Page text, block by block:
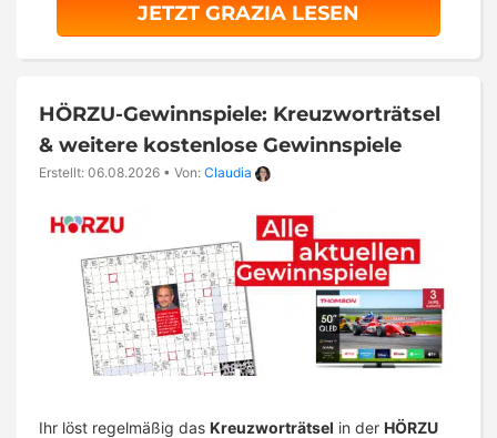
JETZT GRAZIA LESEN
HÖRZU-Gewinnspiele: Kreuzworträtsel
& weitere kostenlose Gewinnspiele
Erstellt: 06.08.2026 • Von: Claudia
Ihr löst regelmäßig das Kreuzworträtsel in der HÖRZU